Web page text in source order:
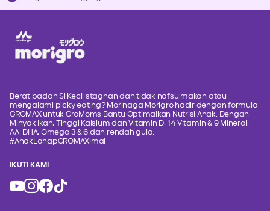
Berat badan Si Kecil stagnan dan tidak nafsu makan atau
mengalami picky eating? Morinaga Morigro hadir dengan formula
GROMAX untuk GroMoms Bantu Optimalkan Nutrisi Anak. Dengan
Minyak Ikan, Tinggi Kalsium dan Vitamin D, 14 Vitamin & 9 Mineral,
AA, DHA, Omega 3 & 6 dan rendah gula.
#AnakLahapGROMAXimal
IKUTI KAMI